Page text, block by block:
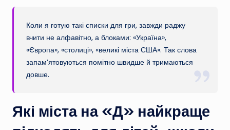
Коли я готую такі списки для гри, завжди раджу
вчити не алфавітно, а блоками: «Україна»,
«Європа», «столиці», «великі міста США». Так слова
запам’ятовуються помітно швидше й тримаються
довше.
Які міста на «Д» найкраще